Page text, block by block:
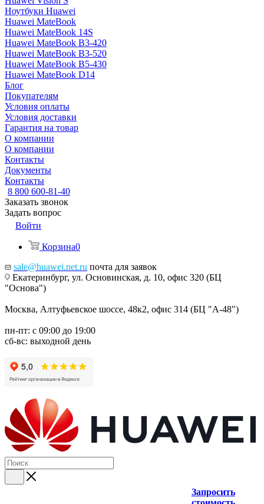
Ноутбуки Huawei
Huawei MateBook
Huawei MateBook 14S
Huawei MateBook B3-420
Huawei MateBook B3-520
Huawei MateBook B5-430
Huawei MateBook D14
Блог
Покупателям
Условия оплаты
Условия доставки
Гарантия на товар
О компании
О компании
Контакты
Документы
Контакты
8 800 600-81-40
Заказать звонок
Задать вопрос
Войти
Корзина0
sale@huawei.net.ru почта для заявок
Екатеринбург, ул. Основинская, д. 10, офис 320 (БЦ
"Основа")
Москва, Алтуфьевское шоссе, 48к2, офис 314 (БЦ "А-48")
пн-пт: с 09:00 до 19:00
сб-вс: выходной день
Запросить